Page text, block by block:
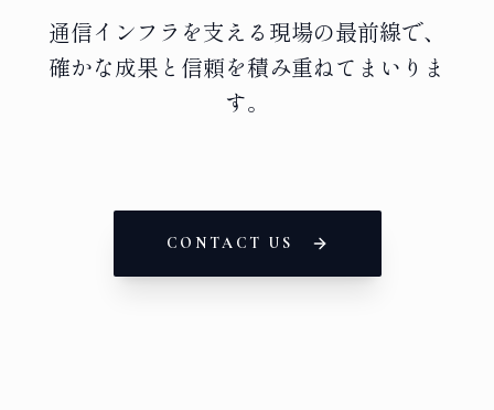
通信インフラを支える現場の最前線で、
確かな成果と信頼を積み重ねてまいりま
す。
CONTACT US